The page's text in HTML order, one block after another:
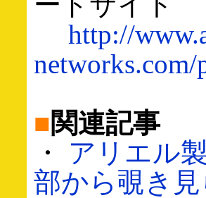
http://
■関連記事
・ アリエル
部から覗き